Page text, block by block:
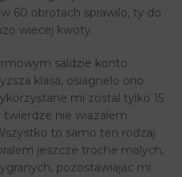
60 obrotach sprawilo, ty do
wiecej kwoty.
saldzie konto
klasa, osiagnelo ono
mi zostal tylko 15
nie wiazalem
to samo ten rodzaj
jeszcze troche malych,
pozostawiajac mi